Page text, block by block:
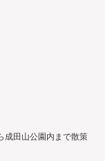
成田山公園内まで散策